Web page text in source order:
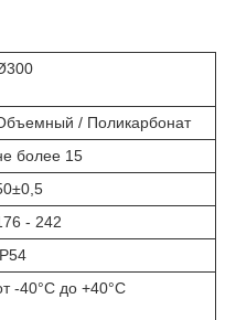
/ Поликарбонат
более 15
- 242
-40°С до +40°С